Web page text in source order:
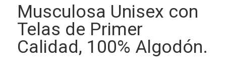
Musculosa Unisex con
Telas de Primer
Calidad, 100% Algodón.